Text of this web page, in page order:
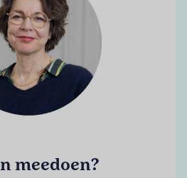
meedoen?